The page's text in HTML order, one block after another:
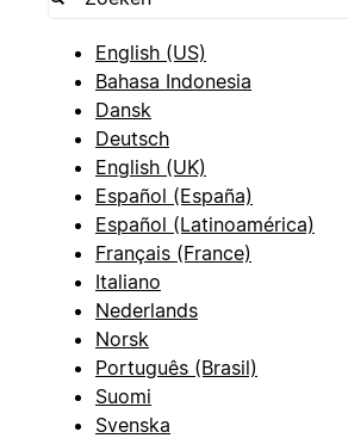
English (US)
Bahasa Indonesia
Dansk
Deutsch
English (UK)
Español (España)
Español (Latinoamérica)
Français (France)
Italiano
Nederlands
Norsk
Português (Brasil)
Suomi
Svenska